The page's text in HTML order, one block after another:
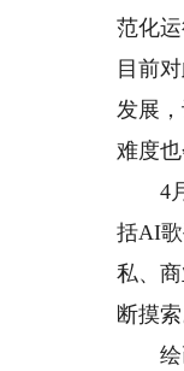
范化
目前
发展
难度也
4月
括AI
私、
断摸索
绘画